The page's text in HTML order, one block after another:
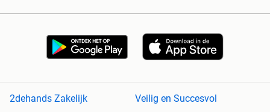
2dehands Zakelijk
Veilig en Succesvol